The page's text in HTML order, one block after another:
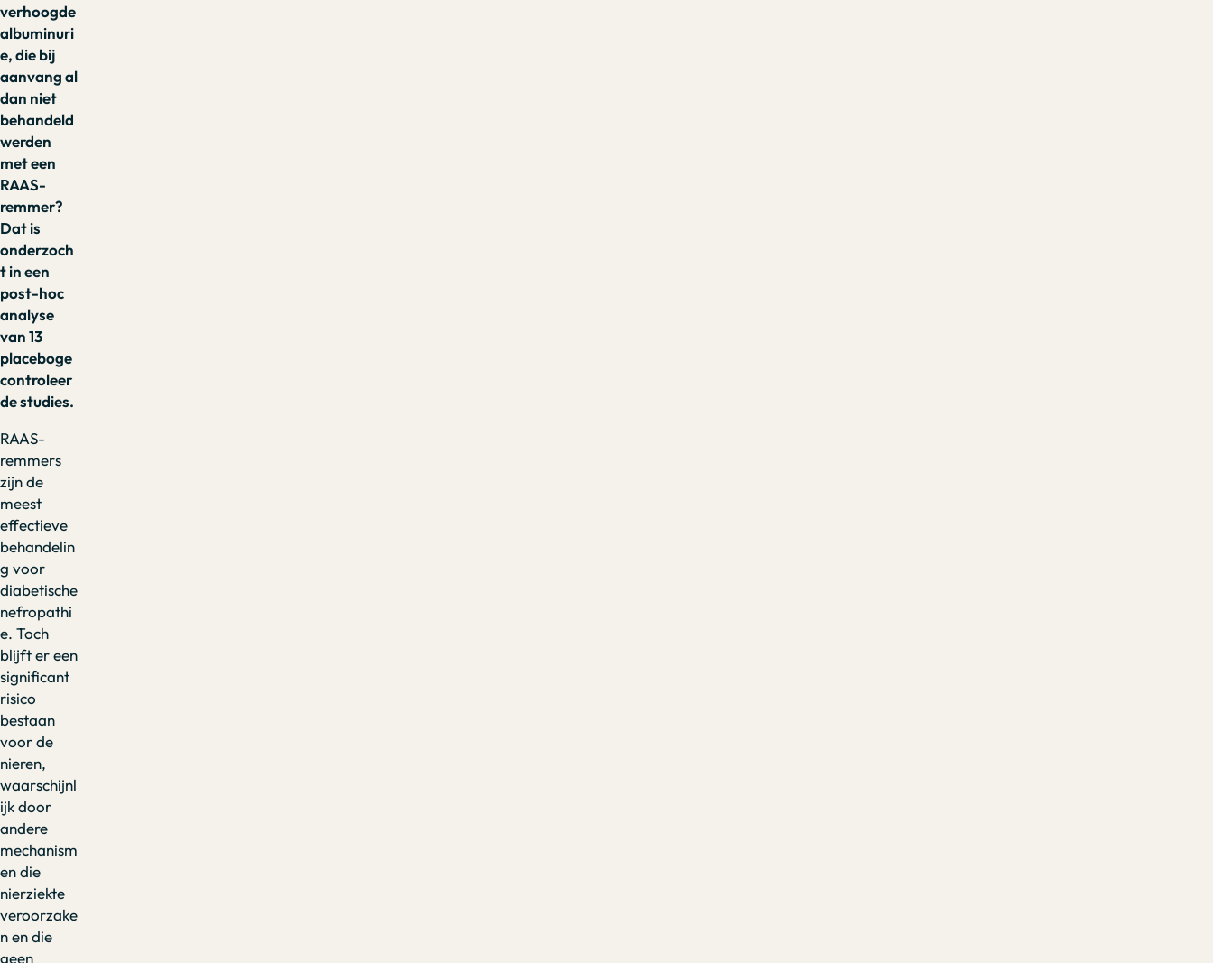
verhoogde
albuminuri
e, die bij
aanvang al
dan niet
behandeld
werden
met een
RAAS-
remmer?
Dat is
onderzoch
t in een
post-hoc
analyse
van 13
placeboge
controleer
de studies.
RAAS-
remmers
zijn de
meest
effectieve
behandelin
g voor
diabetische
nefropathi
e. Toch
blijft er een
significant
risico
bestaan
voor de
nieren,
waarschijnl
ijk door
andere
mechanism
en die
nierziekte
veroorzake
n en die
geen